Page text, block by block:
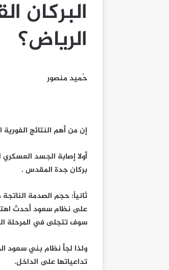
البركان
الرياض؟
حُميد منصور
إن من أهم النتائج
بركان جدة المقدس .
ثانياً: حجم الصدمة
على نظام سعود أحدث
سوف تتجلى في المرحلة
ولذا لجأ نظام بني سعود
تداعياتها على الداخل.